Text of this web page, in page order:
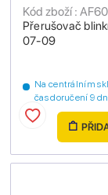
Přerušovač
07-09
Kód zboží :
Na centrálním
čas doručení 9